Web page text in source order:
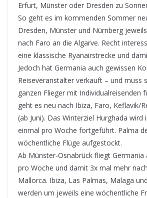
Erfurt, Münster oder Dresden zu
So geht es im kommenden Sommer
Dresden, Münster und Nürnberg
nach Faro an die Algarve. Recht
eine klassische Ryanairstrecke und
Jedoch hat Germania auch gewissen
Reiseveranstalter verkauft – und muss
ganzen Flieger mit Individualreisenden
geht es neu nach Ibiza, Faro, Keflavik/
(ab Juni). Das Winterziel Hurghada wird
einmal pro Woche fortgeführt. Palma
wöchentliche Flüge aufgestockt.
Ab Münster-Osnabrück fliegt Germania
pro Woche und damit 3x mal mehr
Mallorca. Ibiza, Las Palmas, Malaga
werden um jeweils eine wöchentliche